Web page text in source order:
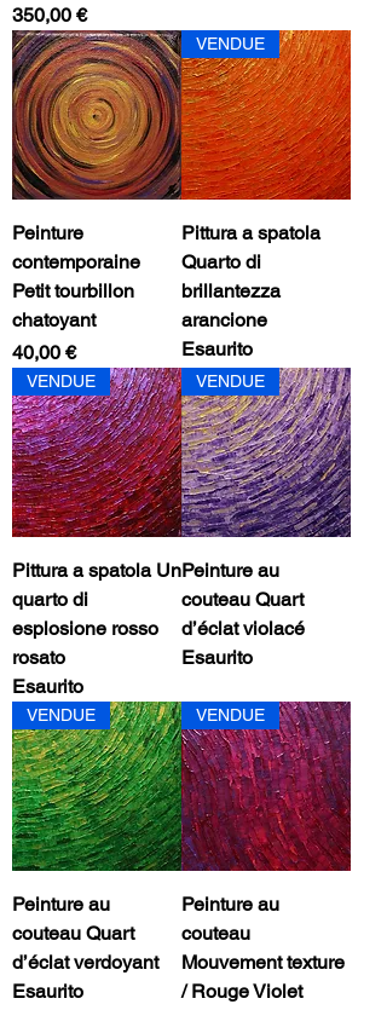
Prezzo
350,00 €
Peinture
contemporaine
Petit tourbillon
chatoyant
Prezzo
40,00 €
VENDUE
Pittura a spatola
Quarto di
brillantezza
arancione
Esaurito
VENDUE
Pittura a spatola Un
quarto di
esplosione rosso
rosato
Esaurito
VENDUE
Peinture au
couteau Quart
d’éclat violacé
Esaurito
VENDUE
Peinture au
couteau Quart
d’éclat verdoyant
Esaurito
VENDUE
Peinture au
couteau
Mouvement texture
/ Rouge Violet